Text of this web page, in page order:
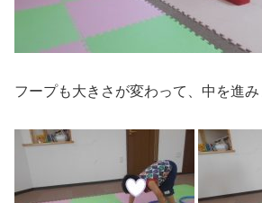
フープも大きさが変わって、中を進